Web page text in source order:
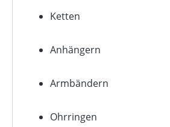
Ketten
Anhängern
Armbändern
Ohrringen